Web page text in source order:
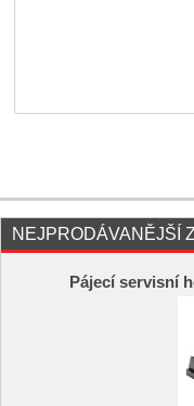
NEJPRODÁVANĚJŠÍ
Pájecí servisní